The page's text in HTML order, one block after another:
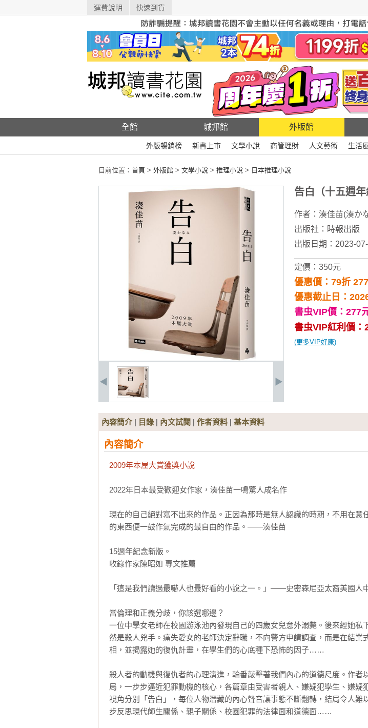
運費說明 快速到貨
全館 城邦館 外版館
外版暢銷榜 新書上市 文學小說 商管理財 人文藝術 生活
目前位置： 首頁 > 外版館 > 文學小說 > 推理小說 > 日本推理小說
告白（十五週年
作者： 湊佳苗(湊か
出版社： 時報出版
出版日期：2023-
定價：350元
優惠價：79折
優惠截止日：
書虫VIP價：277
書虫VIP紅利價：
(更多VIP好康)
內容簡介| 目錄 | 內文試閱 | 作者資料 | 基本資料
內容簡介
2009年本屋大賞獲獎小說
2022年日本最受歡迎女作家，湊佳苗一鳴驚人成名作
現在的自己絕對寫不出來的作品。正因為那時是無人認識的時期，不用在意
的東西便一鼓作氣完成的最自由的作品。――湊佳苗
15週年紀念新版。
收錄作家陳昭如 專文推薦
「這是我們讀過最嚇人也最好看的小說之一。」——史密森尼亞太裔美國人
當倫理和正義分歧，你該選哪邊？
一位中學女老師在校園游泳池內發現自己的四歲女兒意外溺斃。後來經她私
然是殺人兇手。痛失愛女的老師決定辭職，不向警方申請調查，而是在結業
相，並揭露她的復仇計畫，在學生們的心底種下恐怖的因子……
殺人者的動機與復仇者的心理演進，輪番敲擊著我們內心的道德尺度。作者
局，一步步逼近犯罪動機的核心，各篇章由受害者親人、嫌疑犯學生、嫌疑
視角分別「告白」，每位人物潛藏的內心聲音讓事態不斷翻轉，結局令人難
步反思現代師生關係、親子關係、校園犯罪的法律面和道德面……